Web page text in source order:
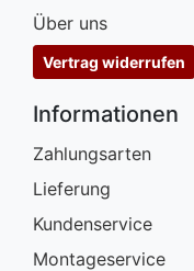
Über uns
Vertrag widerrufen
Informationen
Zahlungsarten
Lieferung
Kundenservice
Montageservice